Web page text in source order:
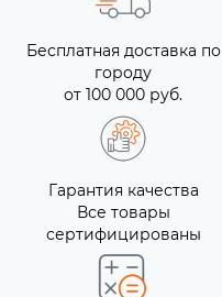
Бесплатная доставка по
городу
от 100 000 руб.
Гарантия качества
Все товары
сертифицированы